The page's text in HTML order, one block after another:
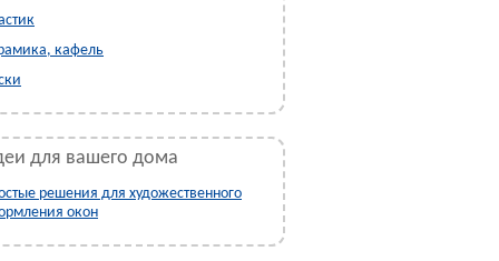
кафель
для вашего дома
решения для художественного
окон